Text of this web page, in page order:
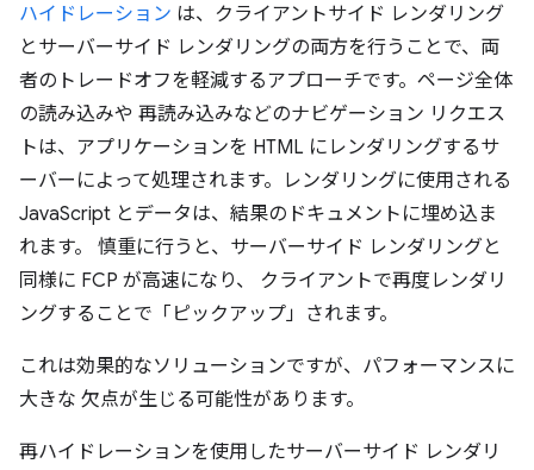
ハイドレーション は、クライアントサイド レンダリング
とサーバーサイド レンダリングの両方を行うことで、両
者のトレードオフを軽減するアプローチです。ページ全体
の読み込みや 再読み込みなどのナビゲーション リクエス
トは、アプリケーションを HTML にレンダリングするサ
ーバーによって処理されます。レンダリングに使用される
JavaScript とデータは、結果のドキュメントに埋め込ま
れます。 慎重に行うと、サーバーサイド レンダリングと
同様に FCP が高速になり、 クライアントで再度レンダリ
ングすることで「ピックアップ」されます。
これは効果的なソリューションですが、パフォーマンスに
大きな 欠点が生じる可能性があります。
再ハイドレーションを使用したサーバーサイド レンダリ